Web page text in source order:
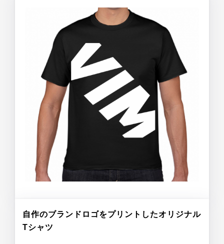
自作のブランドロゴをプリントしたオリジナル
Tシャツ